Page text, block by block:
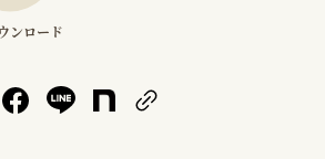
ンロード